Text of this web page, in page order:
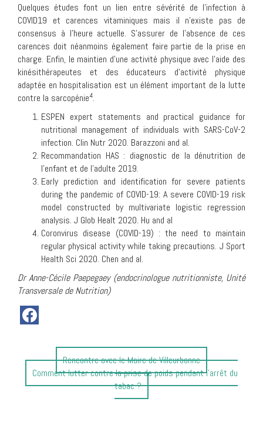
Quelques études font un lien entre sévérité de l’infection à
COVID19 et carences vitaminiques mais il n’existe pas de
consensus à l’heure actuelle. S’assurer de l’absence de ces
carences doit néanmoins également faire partie de la prise en
charge. Enfin, le maintien d’une activité physique avec l’aide des
kinésithérapeutes et des éducateurs d’activité physique
adaptée en hospitalisation est un élément important de la lutte
contre la sarcopénie4.
ESPEN expert statements and practical guidance for
nutritional management of individuals with SARS-CoV-2
infection. Clin Nutr 2020. Barazzoni and al.
Recommandation HAS : diagnostic de la dénutrition de
l’enfant et de l’adulte 2019.
Early prediction and identification for severe patients
during the pandemic of COVID-19: A severe COVID-19 risk
model constructed by multivariate logistic regression
analysis. J Glob Healt 2020. Hu and al
Coronvirus disease (COVID-19) : the need to maintain
regular physical activity while taking precautions. J Sport
Health Sci 2020. Chen and al.
Dr Anne-Cécile Paepegaey (endocrinologue nutritionniste, Unité
Transversale de Nutrition)
Article
précédent
:
Rencontre avec le Maire de Villeurbanne
Article
suivant
Comment lutter contre la prise de poids pendant l’arrêt du
tabac ?